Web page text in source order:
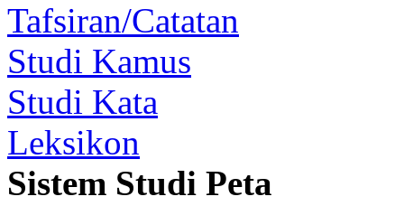
Tafsiran/Catatan
Studi Kamus
Studi Kata
Leksikon
Sistem Studi Peta